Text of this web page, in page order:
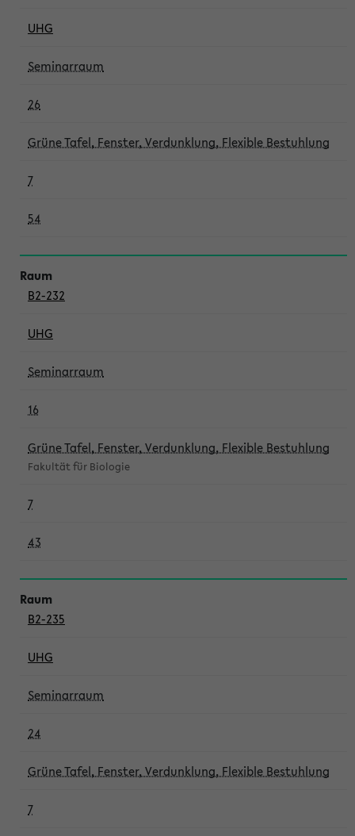
UHG
Seminarraum
26
Grüne Tafel, Fenster, Verdunklung, Flexible Bestuhlung
7
54
B2-232
UHG
Seminarraum
16
Grüne Tafel, Fenster, Verdunklung, Flexible Bestuhlung
Fakultät für Biologie
7
43
B2-235
UHG
Seminarraum
24
Grüne Tafel, Fenster, Verdunklung, Flexible Bestuhlung
7